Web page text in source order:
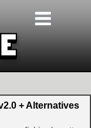
+ Alternatives